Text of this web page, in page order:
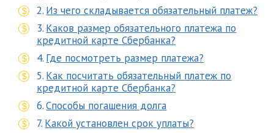
Из чего складывается обязательный платеж?
Каков размер обязательного платежа по
кредитной карте Сбербанка?
Где посмотреть размер платежа?
Как посчитать обязательный платеж по
кредитной карте Сбербанка?
Способы погашения долга
Какой установлен срок уплаты?